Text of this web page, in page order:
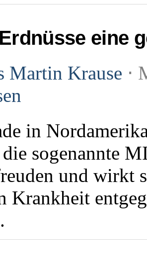
eine
Martin Krause ⋅
in
sogenannte
und wirkt
Krankheit